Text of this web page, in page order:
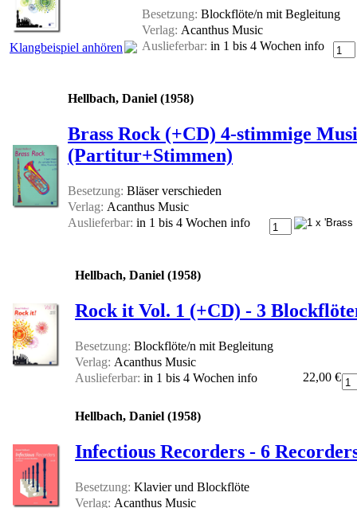
Klangbeispiel anhören
Besetzung: Blockflöte/n mit Begleitung
Verlag: Acanthus Music
Auslieferbar: in 1 bis 4 Wochen info
Hellbach, Daniel (1958)
Brass Rock (+CD) 4-stimmige
(Partitur+Stimmen)
Besetzung: Bläser verschieden
Verlag: Acanthus Music
Auslieferbar: in 1 bis 4 Wochen info
Hellbach, Daniel (1958)
Rock it Vol. 1 (+CD) - 3
Besetzung: Blockflöte/n mit Begleitung
Verlag: Acanthus Music
Auslieferbar: in 1 bis 4 Wochen info 22,00 €
Hellbach, Daniel (1958)
Infectious Recorders - 6
Besetzung: Klavier und Blockflöte
Verlag: Acanthus Music